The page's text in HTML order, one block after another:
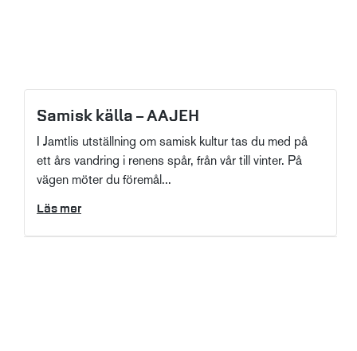
Samisk källa – AAJEH
I Jamtlis utställning om samisk kultur tas du med på
ett års vandring i renens spår, från vår till vinter. På
vägen möter du föremål...
Läs mer